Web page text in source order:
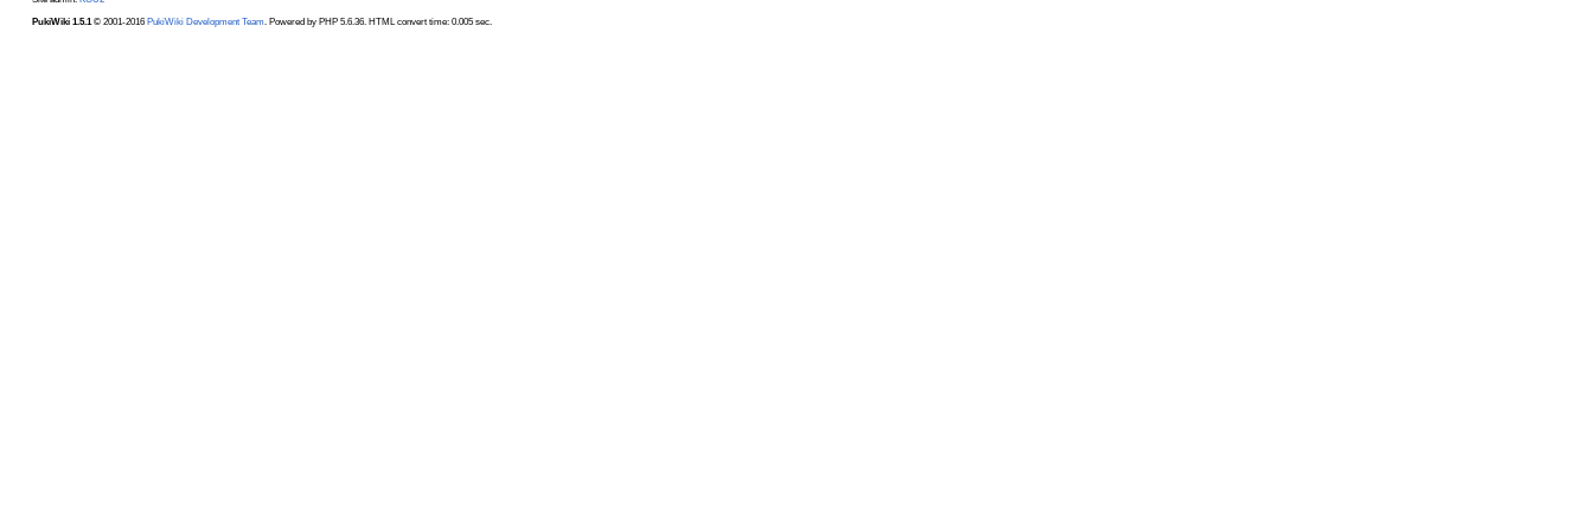
PukiWiki 1.5.1© 2001-2016 PukiWiki Development Team. Powered by PHP 5.6.36. HTML convert time: 0.005 sec.